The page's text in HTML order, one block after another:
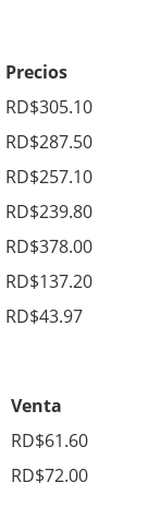
Precios
RD$305.10
RD$287.50
RD$257.10
RD$239.80
RD$378.00
RD$137.20
RD$43.97
Venta
RD$61.60
RD$72.00